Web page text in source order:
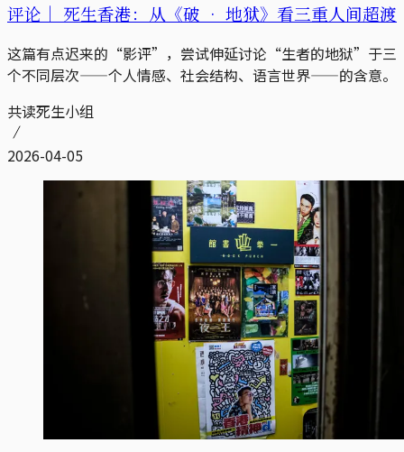
评论｜ 死生香港：从《破 • 地狱》看三重人间超渡
这篇有点迟来的“影评”，尝试伸延讨论“生者的地狱”于三
个不同层次——个人情感、社会结构、语言世界——的含意。
共读死生小组
2026-04-05